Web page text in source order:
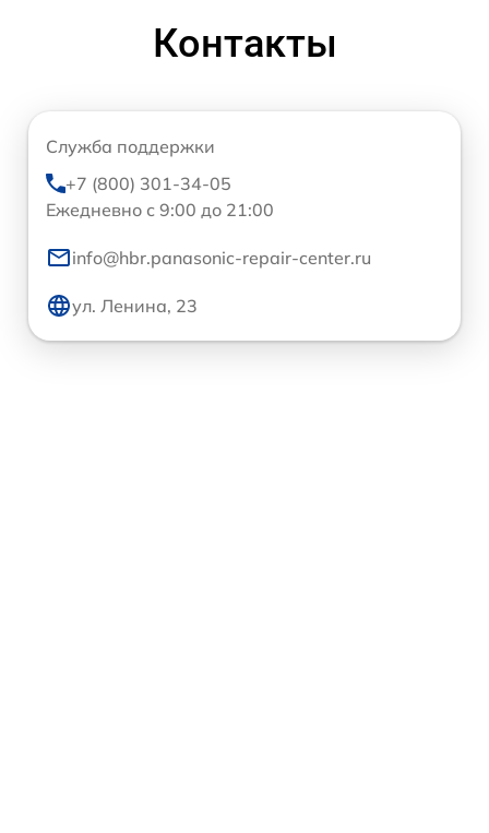
Контакты
Служба поддержки
+7 (800) 301-34-05
Ежедневно с 9:00 до 21:00
info@hbr.panasonic-repair-center.ru
ул. Ленина, 23